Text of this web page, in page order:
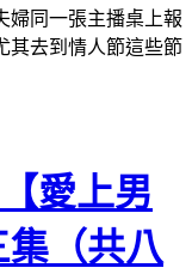
婦同一張主播桌上報
其去到情人節這些節
愛上男
（共八